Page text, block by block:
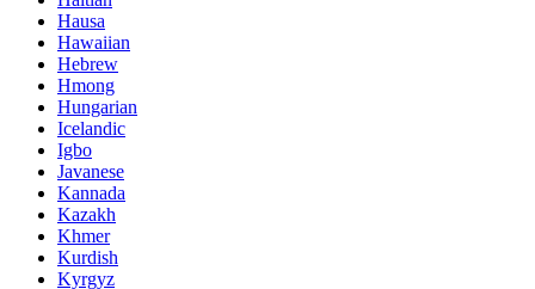
Hausa
Hawaiian
Hebrew
Hmong
Hungarian
Icelandic
Igbo
Javanese
Kannada
Kazakh
Khmer
Kurdish
Kyrgyz